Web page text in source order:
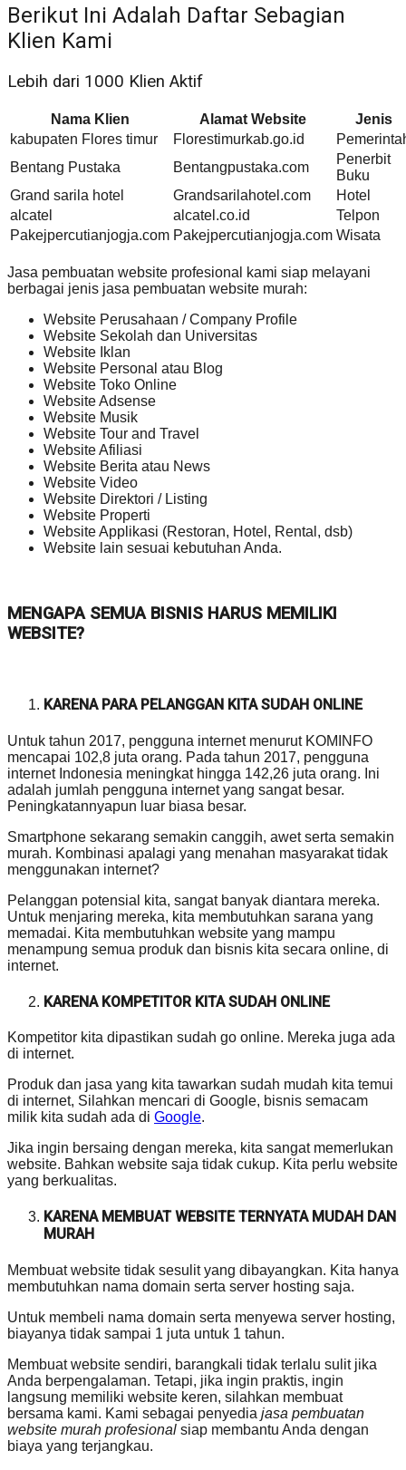
Berikut Ini Adalah Daftar Sebagian
Klien Kami
Lebih dari 1000 Klien Aktif
Nama Klien Alamat Website
Jenis
kabupaten Flores timur
Florestimurkab.go.id
Bentang Pustaka
Bentangpustaka.com
Penerbit
Buku
Grand sarila hotel
Grandsarilahotel.com
Hotel
alcatel
alcatel.co.id
Telpon
Pakejpercutianjogja.com Pakejpercutianjogja.com Wisata
Jasa pembuatan website profesional kami siap melayani
berbagai jenis jasa pembuatan website murah:
Website Perusahaan / Company Profile
Website Sekolah dan Universitas
Website Iklan
Website Personal atau Blog
Website Toko Online
Website Adsense
Website Musik
Website Tour and Travel
Website Afiliasi
Website Berita atau News
Website Video
Website Direktori / Listing
Website Properti
Website Applikasi (Restoran, Hotel, Rental, dsb)
Website lain sesuai kebutuhan Anda.
MENGAPA SEMUA BISNIS HARUS MEMILIKI
WEBSITE?
KARENA PARA PELANGGAN KITA SUDAH ONLINE
Untuk tahun 2017, pengguna internet menurut KOMINFO
mencapai 102,8 juta orang. Pada tahun 2017, pengguna
internet Indonesia meningkat hingga 142,26 juta orang. Ini
adalah jumlah pengguna internet yang sangat besar.
Peningkatannyapun luar biasa besar.
Smartphone sekarang semakin canggih, awet serta semakin
murah. Kombinasi apalagi yang menahan masyarakat tidak
menggunakan internet?
Pelanggan potensial kita, sangat banyak diantara mereka.
Untuk menjaring mereka, kita membutuhkan sarana yang
memadai. Kita membutuhkan website yang mampu
menampung semua produk dan bisnis kita secara online, di
internet.
KARENA KOMPETITOR KITA SUDAH ONLINE
Kompetitor kita dipastikan sudah go online. Mereka juga ada
di internet.
Produk dan jasa yang kita tawarkan sudah mudah kita temui
di internet, Silahkan mencari di Google, bisnis semacam
milik kita sudah ada di Google.
Jika ingin bersaing dengan mereka, kita sangat memerlukan
website. Bahkan website saja tidak cukup. Kita perlu website
yang berkualitas.
KARENA MEMBUAT WEBSITE TERNYATA MUDAH DAN
MURAH
Membuat website tidak sesulit yang dibayangkan. Kita hanya
membutuhkan nama domain serta server hosting saja.
Untuk membeli nama domain serta menyewa server hosting,
biayanya tidak sampai 1 juta untuk 1 tahun.
Membuat website sendiri, barangkali tidak terlalu sulit jika
Anda berpengalaman. Tetapi, jika ingin praktis, ingin
langsung memiliki website keren, silahkan membuat
bersama kami. Kami sebagai penyedia jasa pembuatan
website murah profesional siap membantu Anda dengan
biaya yang terjangkau.